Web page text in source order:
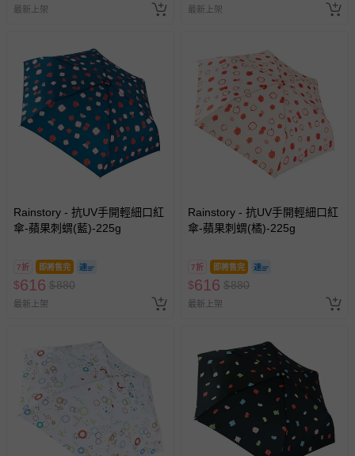
最新上架 最新上架
Rainstory - 抗UV手開輕細口紅
傘-蘋果刺蝟(藍)-225g
7折 即將售完
$616 $880
最新上架
Rainstory - 抗UV手開輕細口紅
傘-蘋果刺蝟(橘)-225g
7折 即將售完
$616 $880
最新上架